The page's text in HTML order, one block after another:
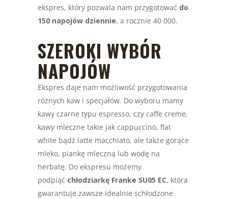
ekspres, który pozwala nam przygotować do
150 napojów dziennie, a rocznie 40 000.
SZEROKI WYBÓR
NAPOJÓW
Ekspres daje nam możliwość przygotowania
różnych kaw i specjałów. Do wyboru mamy
kawy czarne typu espresso, czy caffe creme,
kawy mleczne takie jak cappuccino, flat
white bądź latte macchiato, ale także gorące
mleko, piankę mleczną lub wodę na
herbatę. Do ekspresu możemy
podpiąć chłodziarkę Franke SU05 EC, która
gwarantuje zawsze idealnie schłodzone